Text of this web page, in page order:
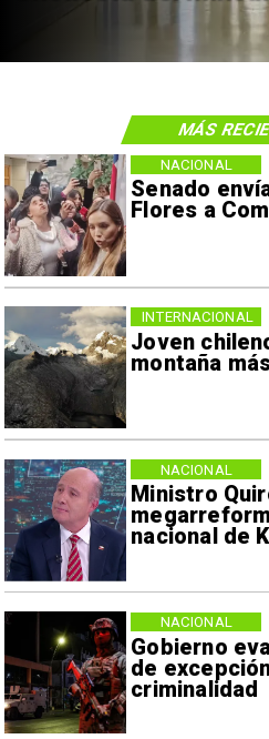
Senado
Flores a
NACIONAL
Joven
montaña
INTERNACIONAL
Ministro
nacional de
NACIONAL
Gobierno
de
criminalidad
NACIONAL
MÁS